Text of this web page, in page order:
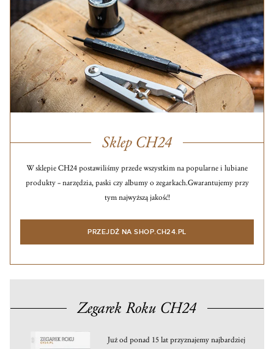
Sklep CH24
W sklepie CH24 postawiliśmy przede wszystkim na popularne i lubiane
produkty – narzędzia, paski czy albumy o zegarkach.Gwarantujemy przy
tym najwyższą jakość!
PRZEJDŹ NA SHOP.CH24.PL
Zegarek Roku CH24
Już od ponad 15 lat przyznajemy najbardziej